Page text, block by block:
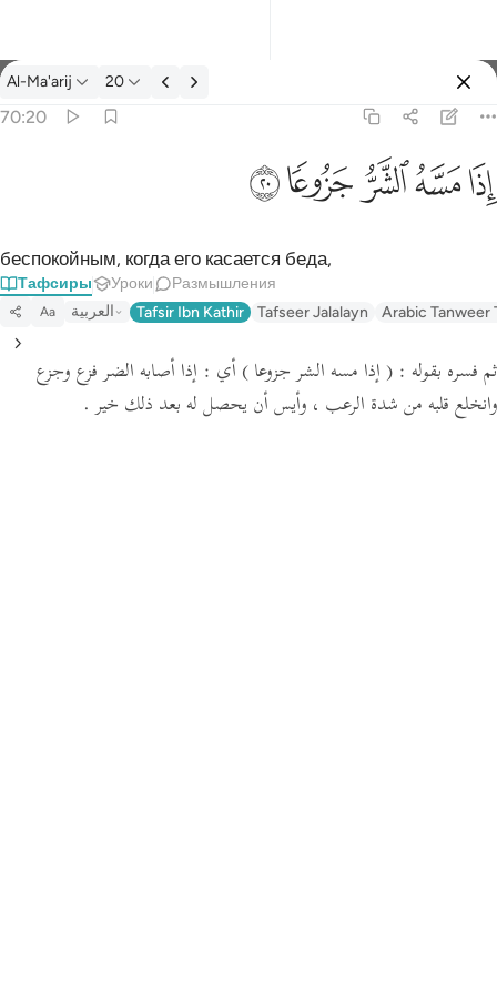
Тафсир: Al-Ma'arij 70:20
Al-Ma'arij 20
70:20
ﱰﱱﱲﱳﱴ
беспокойным, когда его касается беда,
Тафсиры Уроки Размышления
Aa العربية Tafsir Ibn Kathir Tafseer Jalalayn Arabic Tanweer
ثم فسره بقوله : ( إذا مسه الشر جزوعا ) أي : إذا أصابه الضر فزع وجزع
وانخلع قلبه من شدة الرعب ، وأيس أن يحصل له بعد ذلك خير .